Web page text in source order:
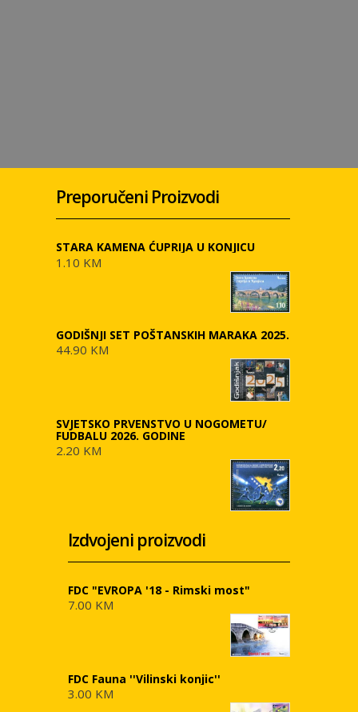
Preporučeni Proizvodi
STARA KAMENA ĆUPRIJA U KONJICU
1.10 KM
GODIŠNJI SET POŠTANSKIH MARAKA 2025.
44.90 KM
SVJETSKO PRVENSTVO U NOGOMETU/
FUDBALU 2026. GODINE
2.20 KM
Izdvojeni proizvodi
FDC "EVROPA '18 - Rimski most"
7.00 KM
FDC Fauna ''Vilinski konjic''
3.00 KM